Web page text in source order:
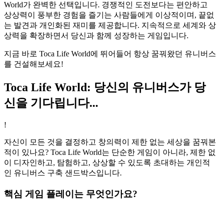
World가 완벽한 선택입니다. 경쟁적인 도전보다는 편안하고
상상력이 풍부한 경험을 즐기는 사람들에게 이상적이며, 끝없
는 발견과 개인화된 재미를 제공합니다. 지속적으로 세계와 상
상력을 확장하면서 당신과 함께 성장하는 게임입니다.
지금 바로 Toca Life World에 뛰어들어 항상 꿈꿔왔던 유니버스
를 건설해보세요!
Toca Life World: 당신의 유니버스가 당
신을 기다립니다...
!
자신이 모든 것을 결정하고 창의력이 제한 없는 세상을 꿈꿔본
적이 있나요? Toca Life World는 단순한 게임이 아니라, 제한 없
이 디자인하고, 탐험하고, 상상할 수 있도록 초대하는 개인적
인 유니버스 구축 샌드박스입니다.
핵심 게임 플레이는 무엇인가요?